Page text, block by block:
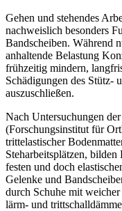
Gehen und stehendes
nachweislich besonders
Bandscheiben. Während
anhaltende Belastung
frühzeitig mindern,
Schädigungen des Stütz-
auszuschließen.
Nach Untersuchungen
(Forschungsinstitut für
trittelastischer
Steharbeitsplätzen,
festen und doch
Gelenke und
durch Schuhe mit
lärm- und